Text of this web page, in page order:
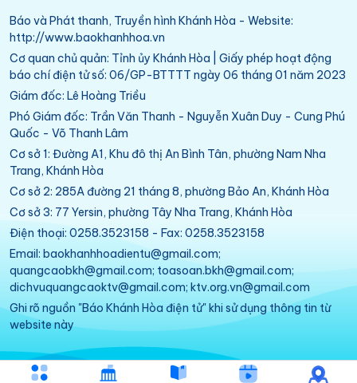
Báo và Phát thanh, Truyền hình Khánh Hòa - Website:
http://www.baokhanhhoa.vn
Cơ quan chủ quản: Tỉnh ủy Khánh Hòa | Giấy phép hoạt động
báo chí điện tử số: 06/GP-BTTTT ngày 06 tháng 01 năm 2023
Giám đốc: Lê Hoàng Triều
Phó Giám đốc: Trần Văn Thanh - Nguyễn Xuân Duy - Cung Phú
Quốc - Võ Thanh Lâm
Cơ sở 1: Đường A1, Khu đô thị An Bình Tân, phường Nam Nha
Trang, Khánh Hòa
Cơ sở 2: 285A đường 21 tháng 8, phường Bảo An, Khánh Hòa
Cơ sở 3: 77 Yersin, phường Tây Nha Trang, Khánh Hòa
Điện thoại: 0258.3523158 - Fax: 0258.3523158
Email: baokhanhhoadientu@gmail.com;
quangcaobkh@gmail.com; toasoan.bkh@gmail.com;
dichvuquangcaoktv@gmail.com; ktv.org.vn@gmail.com
Ghi rõ nguồn "Báo Khánh Hòa điện tử" khi sử dụng thông tin từ
website này